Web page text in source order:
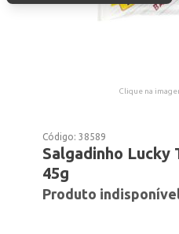
Clique na
Código:38589
Salgadinho Lucky
45g
Produto